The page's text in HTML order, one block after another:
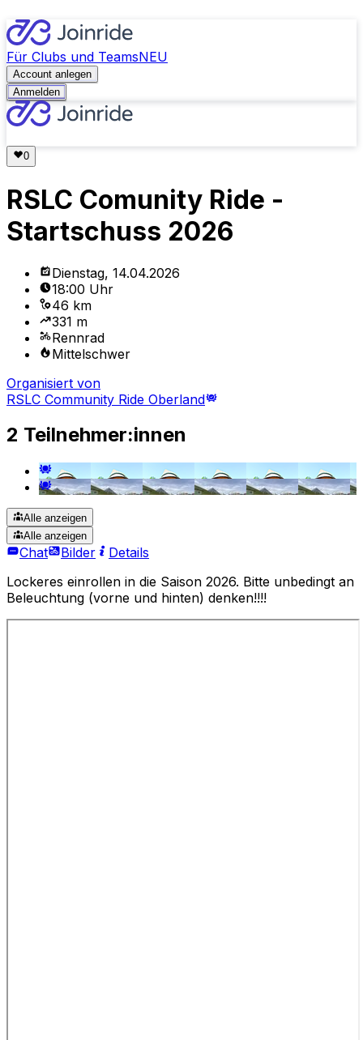
Für Clubs und TeamsNEU
Account anlegen
Anmelden
RSLC Comunity Ride -
Startschuss 2026
Dienstag, 14.04.2026
18:00 Uhr
46 km
331 m
Rennrad
Mittelschwer
Organisiert von
RSLC Community Ride Oberland
2 Teilnehmer:innen
Alle anzeigen
Alle anzeigen
Chat Bilder
Details
Lockeres einrollen in die Saison 2026. Bitte unbedingt an
Beleuchtung (vorne und hinten) denken!!!!